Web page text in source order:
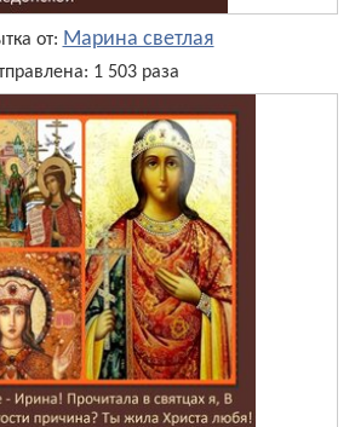
от: Марина светлая
1 503 раза